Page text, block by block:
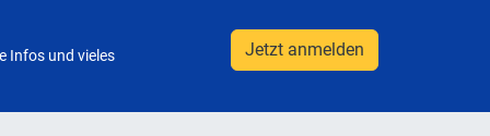
Infos und vieles Jetzt anmelden